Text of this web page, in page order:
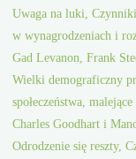
Uwaga na luki,
w wynagrodzeniach i
Gad Levanon, Frank
Wielki demograficzny
społeczeństwa,
Charles Goodhart i
Odrodzenie się reszty,